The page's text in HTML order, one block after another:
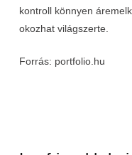
kontroll könnyen
okozhat világszerte.
Forrás: portfolio.hu